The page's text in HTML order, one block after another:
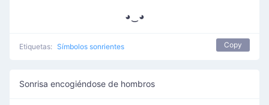
◕‿◕
Etiquetas: Símbolos sonrientes Copy
Sonrisa encogiéndose de hombros